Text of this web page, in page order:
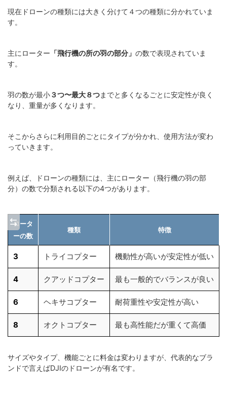
現在ドローンの種類には大きく分けて４つの種類に分かれていま
す。
主にローター 「飛行機の所の羽の部分」 の数で表現されていま
す。
羽の数が最小３つ〜最大８つまでと多くなるごとに安定性が良く
なり、重量が多くなります。
そこからさらに利用目的ごとにタイプが分かれ、使用方法が変わ
っていきます。
例えば、ドローンの種類には、主にローター（飛行機の羽の部
分）の数で分類される以下の4つがあります。
ロータ
ーの数
種類 特徴
3 トライコプター 機動性が高いが安定性が低い
4 クアッドコプター 最も一般的でバランスが良い
6 ヘキサコプター 耐荷重性や安定性が高い
8 オクトコプター 最も高性能だが重くて高価
サイズやタイプ、機能ごとに料金は変わりますが、代表的なブラ
ンドで言えばDJIのドローンが有名です。